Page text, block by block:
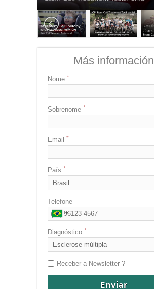
Más información
Nome
Sobrenome
Email
País
Telefone
Diagnóstico
Receber a Newsletter ?